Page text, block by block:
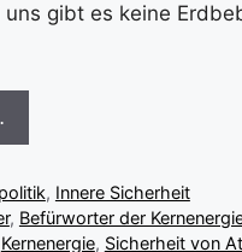
gibt es keine
, Innere Sicherheit
, Befürworter der
Kernenergie, Sicherheit von